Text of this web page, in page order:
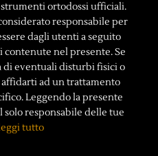
ortodossi ufficiali.
responsabile per
dagli utenti a seguito
nel presente. Se
di eventuali disturbi fisici o
ad un trattamento
Leggendo la presente
solo responsabile delle tue
tutto